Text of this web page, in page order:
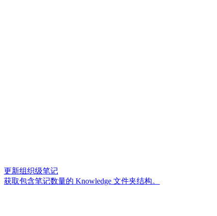
更新组织级笔记
获取包含笔记数量的 Knowledge 文件夹结构。